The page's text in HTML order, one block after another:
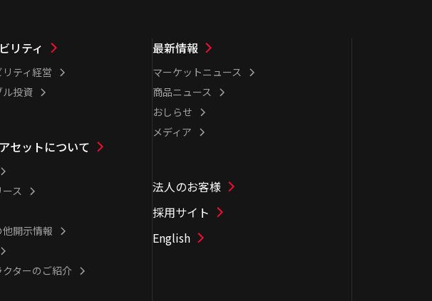
リティ
ティ経営
ル投資
セットについて
ス
開示情報
ターのご紹介
最新情報
マーケットニュース
商品ニュース
おしらせ
メディア
法人のお客様
採用サイト
English